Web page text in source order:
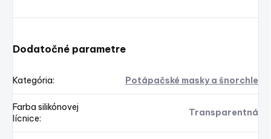
Dodatočné parametre
Kategória: Potápačské masky a šnorchle
Farba silikónovej
lícnice:
Transparentná